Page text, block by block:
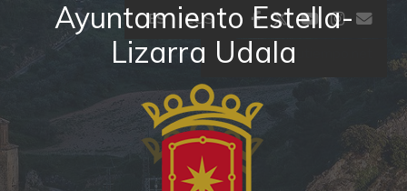
Ayuntamiento Estella-
Lizarra Udala
Ir al contenido ES EUS facebook
twitter
youtube
El tiempo - Tutiempo.net